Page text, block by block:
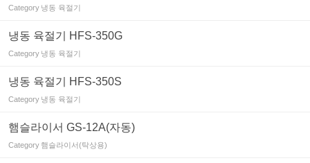
Category 냉동 육절기
냉동 육절기 HFS-350G
Category 냉동 육절기
냉동 육절기 HFS-350S
Category 냉동 육절기
햄슬라이서 GS-12A(자동)
Category 햄슬라이서(탁상용)